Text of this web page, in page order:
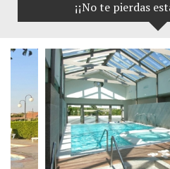
¡¡No te pierdas